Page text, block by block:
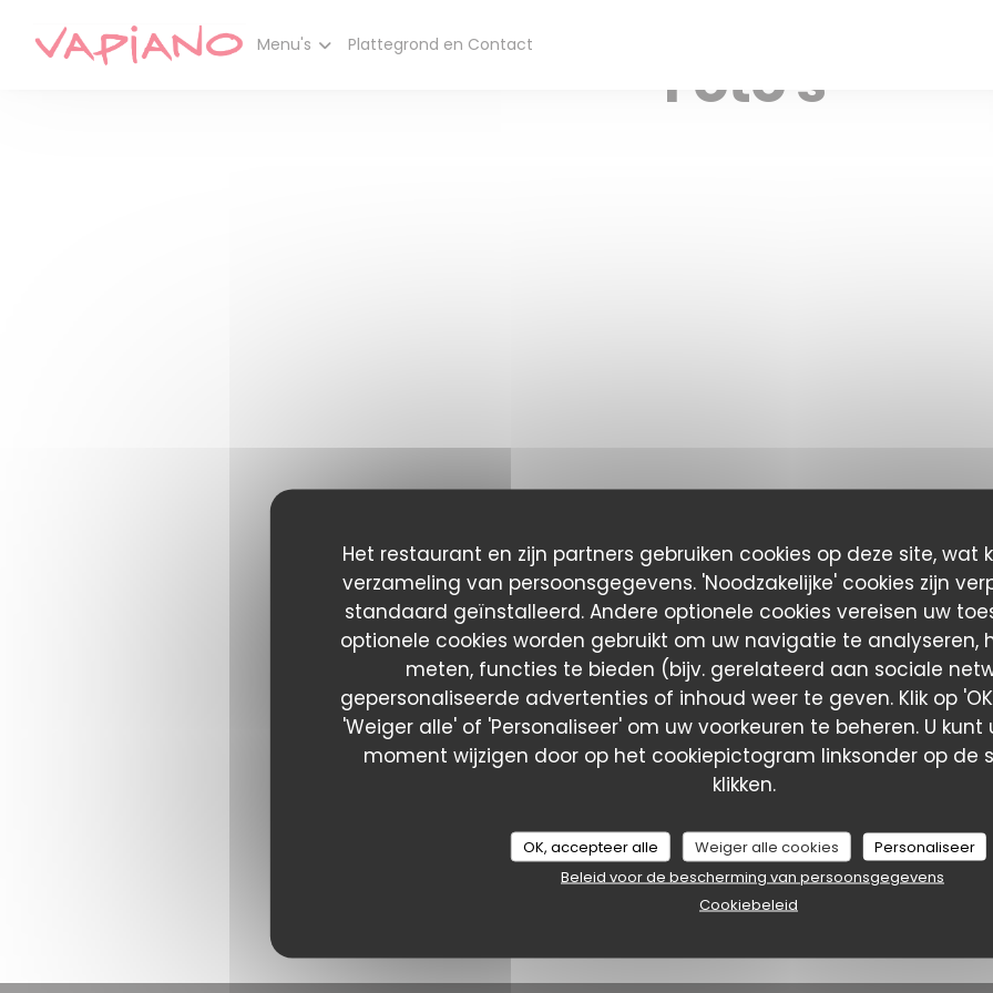
Het restaurant en zijn partners gebruiken cookies op deze site, wat
verzameling van persoonsgegevens. 'Noodzakelijke' cookies zijn
standaard geïnstalleerd. Andere optionele cookies vereisen uw
optionele cookies worden gebruikt om uw navigatie te analyseren,
meten, functies te bieden (bijv. gerelateerd aan sociale
gepersonaliseerde advertenties of inhoud weer te geven. Klik op
'Weiger alle' of 'Personaliseer' om uw voorkeuren te beheren. U kunt
moment wijzigen door op het cookiepictogram linksonder op de
klikken.
OK, accepteer alle Weiger alle cookies
Personaliseer
Beleid voor de bescherming van persoonsgegevens
Cookiebeleid
Menu's Plattegrond en Contact Foto's